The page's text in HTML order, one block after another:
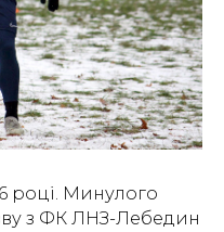
році. Минулого
з ФК ЛНЗ-Лебедин